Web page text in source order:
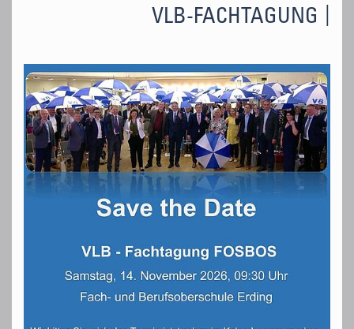
VLB-FACHTAGUNG